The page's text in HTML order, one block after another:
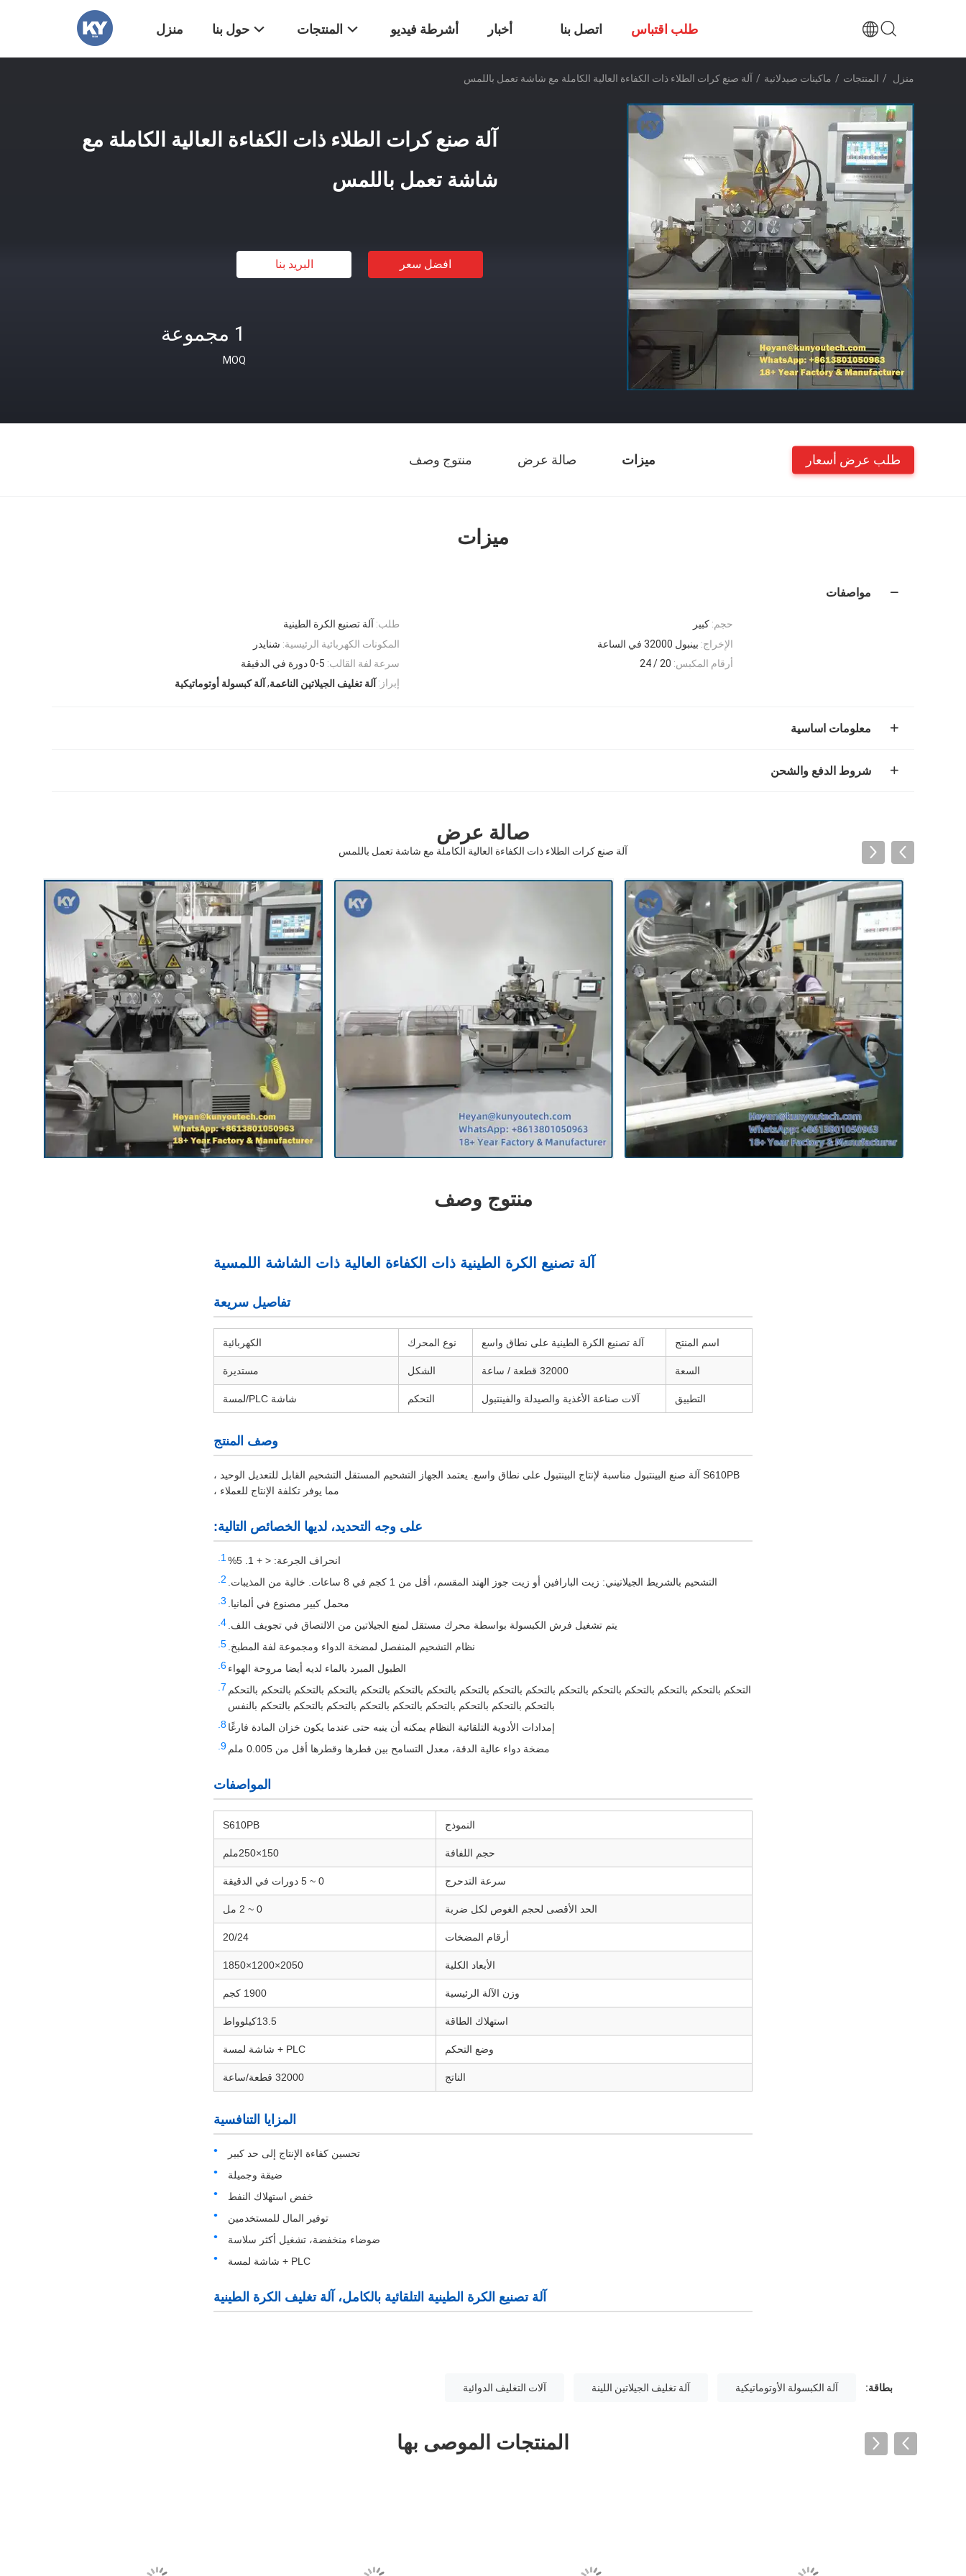
منزل حول بنا المنتجات أشرطة فيديو أخبار اتصل بنا طلب اقتباس
منزل / المنتجات / ماكينات صيدلانية / آلة صنع كرات الطلاء ذات الكفاءة العالية الكاملة مع شاشة تعمل باللمس
آلة صنع كرات الطلاء ذات الكفاءة العالية الكاملة مع
شاشة تعمل باللمس
افضل سعر البريد بنا
1 مجموعة
MOQ
ميزات صالة عرض منتوج وصف طلب عرض أسعار
ميزات
مواصفات
طلب: آلة تصنيع الكرة الطينية حجم: كبير
المكونات الكهربائية الرئيسية: شنايدر الإخراج: بينبول 32000 في الساعة
سرعة لفة القالب: 0-5 دورة في الدقيقة أرقام المكبس: 20 / 24
إبراز: آلة تغليف الجيلاتين الناعمة, آلة كبسولة أوتوماتيكية
معلومات اساسية
شروط الدفع والشحن
صالة عرض
آلة صنع كرات الطلاء ذات الكفاءة العالية الكاملة مع شاشة تعمل باللمس
منتوج وصف
آلة تصنيع الكرة الطينية ذات الكفاءة العالية ذات الشاشة اللمسية
تفاصيل سريعة
اسم المنتج آلة تصنيع الكرة الطينية على نطاق واسع نوع المحرك الكهربائية
السعة 32000 قطعة / ساعة الشكل مستديرة
التطبيق آلات صناعة الأغذية والصيدلة والفينتبول التحكم شاشة PLC/لمسة
وصف المنتج
S610PB آلة صنع البينتبول مناسبة لإنتاج البينتبول على نطاق واسع. يعتمد الجهاز التشحيم المستقل التشحيم القابل للتعديل الوحيد ،
مما يوفر تكلفة الإنتاج للعملاء ،
على وجه التحديد، لديها الخصائص التالية:
انحراف الجرعة: < + 1. 5%
التشحيم بالشريط الجيلاتيني: زيت البارافين أو زيت جوز الهند المقسم، أقل من 1 كجم في 8 ساعات. خالية من المذيبات.
محمل كبير مصنوع في ألمانيا.
يتم تشغيل فرش الكبسولة بواسطة محرك مستقل لمنع الجيلاتين من الالتصاق في تجويف اللف.
نظام التشحيم المنفصل لمضخة الدواء ومجموعة لفة المطبخ.
الطبول المبرد بالماء لديه أيضا مروحة الهواء
التحكم بالتحكم بالتحكم بالتحكم بالتحكم بالتحكم بالتحكم بالتحكم بالتحكم بالتحكم بالتحكم بالتحكم بالتحكم بالتحكم بالتحكم بالتحكم
بالتحكم بالتحكم بالتحكم بالتحكم بالتحكم بالتحكم بالتحكم بالتحكم بالتحكم بالنفس
إمدادات الأدوية التلقائية النظام يمكنه أن ينبه حتى عندما يكون خزان المادة فارغًا
مضخة دواء عالية الدقة، معدل التسامح بين قطرها وقطرها أقل من 0.005 ملم
المواصفات
النموذج S610PB
حجم اللفافة 150×250ملم
سرعة التدحرج 0 ~ 5 دورات في الدقيقة
الحد الأقصى لحجم الغوص لكل ضربة 0 ~ 2 مل
أرقام المضخات 20/24
الأبعاد الكلية 2050×1200×1850
وزن الآلة الرئيسية 1900 كجم
استهلاك الطاقة 13.5كيلوواط
وضع التحكم PLC + شاشة لمسة
الناتج 32000 قطعة/ساعة
المزايا التنافسية
تحسين كفاءة الإنتاج إلى حد كبير
ضيقة وجميلة
خفض استهلاك النفط
توفير المال للمستخدمين
ضوضاء منخفضة، تشغيل أكثر سلاسة
PLC + شاشة لمسة
آلة تصنيع الكرة الطينية التلقائية بالكامل، آلة تغليف الكرة الطينية
بطاقة: آلة الكبسولة الأوتوماتيكية آلة تغليف الجيلاتين اللينة آلات التغليف الدوائية
المنتجات الموصى بها